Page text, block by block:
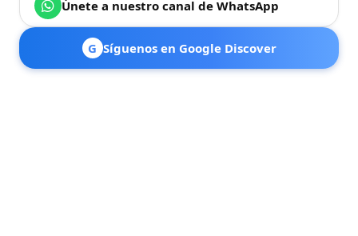
Únete a nuestro canal de WhatsApp
G Síguenos en Google Discover